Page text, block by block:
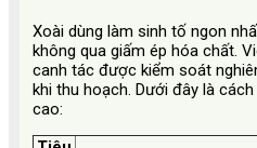
Xoài dùng làm sinh tố ngon
không qua giấm ép hóa chất.
canh tác được kiểm soát
khi thu hoạch. Dưới đây là
cao: